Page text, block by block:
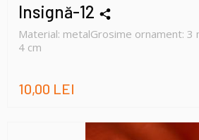
Insignă-12
Material: metalGrosime ornament: 3
4 cm
10,00 LEI